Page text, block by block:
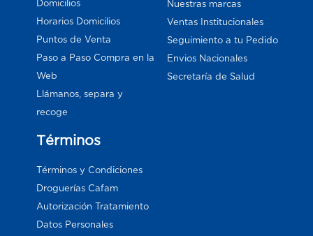
Domicilios
Horarios Domicilios
Puntos de Venta
Paso a Paso Compra en la
Web
Llámanos, separa y
recoge
Nuestras marcas
Ventas Institucionales
Seguimiento a tu Pedido
Envios Nacionales
Secretaría de Salud
Términos
Términos y Condiciones
Droguerías Cafam
Autorización Tratamiento
Datos Personales